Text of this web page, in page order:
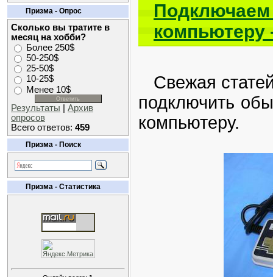
Призма - Опрос
Сколько вы тратите в
месяц на хобби?
Более 250$
50-250$
25-50$
10-25$
Менее 10$
Результаты
Архив
опросов
Всего ответов: 459
Призма - Поиск
Призма - Статистика
Подключаем
компьютеру
Свежая
подключить
компьютеру.